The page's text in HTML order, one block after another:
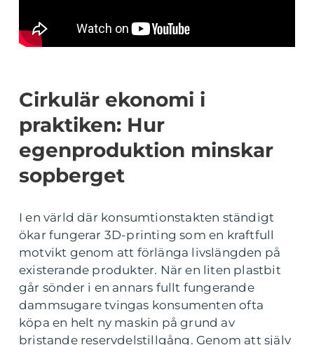
Cirkulär ekonomi i
praktiken: Hur
egenproduktion minskar
sopberget
I en värld där konsumtionstakten ständigt
ökar fungerar 3D-printing som en kraftfull
motvikt genom att förlänga livslängden på
existerande produkter. När en liten plastbit
går sönder i en annars fullt fungerande
dammsugare tvingas konsumenten ofta
köpa en helt ny maskin på grund av
bristande reservdelstillgång. Genom att själv